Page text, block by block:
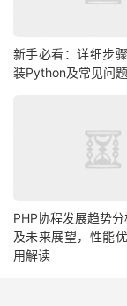
新手必看：详细步
装Python及常见问
PHP协程发展趋势
及未来展望，性能
用解读